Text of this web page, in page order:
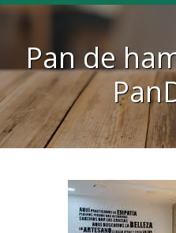
Pan de